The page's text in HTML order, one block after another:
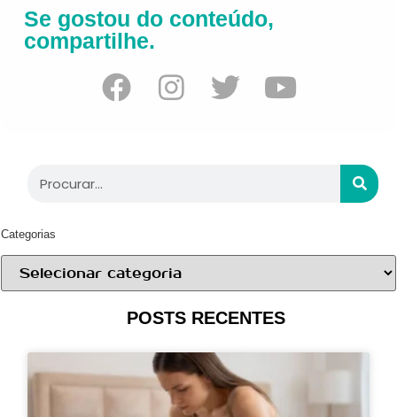
Se gostou do conteúdo,
compartilhe.
Categorias
POSTS RECENTES